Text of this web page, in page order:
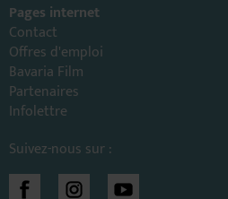
Pages internet
Contact
Offres d'emploi
Bavaria Film
Partenaires
Infolettre
Suivez-nous sur :